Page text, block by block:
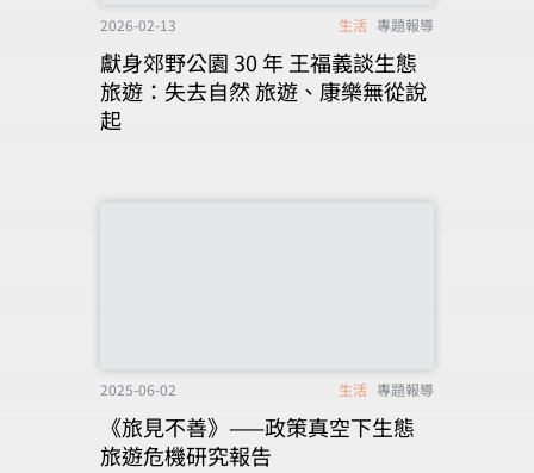
2026-02-13 生活 專題報導
獻身郊野公園 30 年 王福義談生態
旅遊：失去自然 旅遊、康樂無從說
起
2025-06-02 生活 專題報導
《旅見不善》——政策真空下生態
旅遊危機研究報告